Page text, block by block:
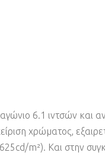
6.1 ιντσών
χρώματος,
m²). Και στην